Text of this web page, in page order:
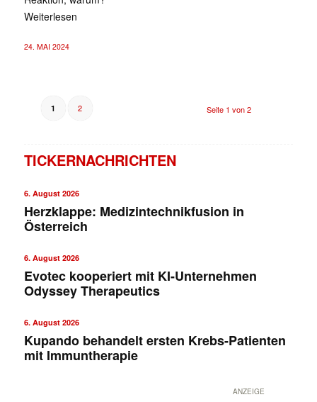
Weiterlesen
24. MAI 2024
Seite 1 von 2
1 2
TICKERNACHRICHTEN
6. August 2026
Herzklappe: Medizintechnikfusion in
Österreich
6. August 2026
Evotec kooperiert mit KI-Unternehmen
Odyssey Therapeutics
6. August 2026
Kupando behandelt ersten Krebs-Patienten
mit Immuntherapie
ANZEIGE